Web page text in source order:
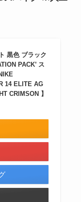
黒色 ブラック
PACK’ ス
14 ELITE AG
CRIMSON 】